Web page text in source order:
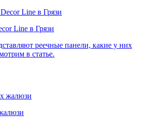
Line в Грязи
реечные панели, какие у них
в статье.